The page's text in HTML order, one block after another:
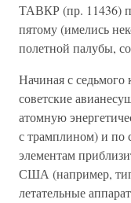
ТАВКР (пр. 11436)
пятому (имелись
полетной палубы,
Начиная с седьмого
советские
атомную
с трамплином) и по
элементам
США (например,
летательные